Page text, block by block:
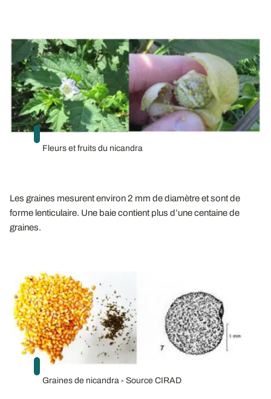
Fleurs et fruits du nicandra
Les graines mesurent environ 2 mm de diamètre et sont de
forme lenticulaire. Une baie contient plus d’une centaine de
graines.
Graines de nicandra - Source CIRAD